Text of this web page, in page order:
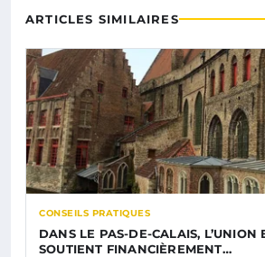
ARTICLES SIMILAIRES
CONSEILS PRATIQUES
DANS LE PAS-DE-CALAIS, L’UNION
SOUTIENT FINANCIÈREMENT…